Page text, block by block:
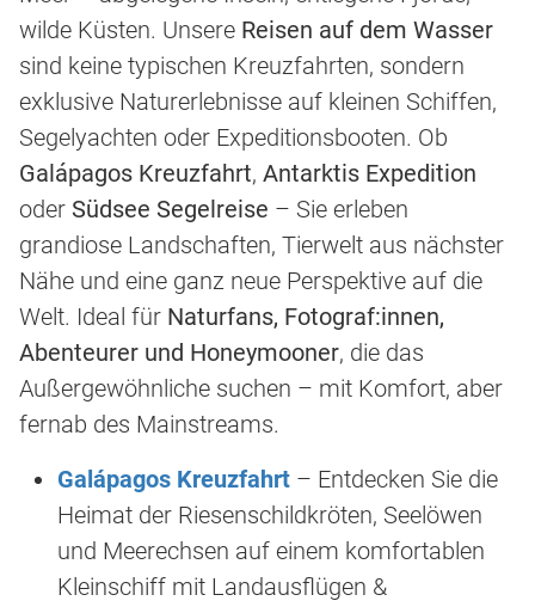
wilde Küsten. Unsere Reisen auf dem Wasser
sind keine typischen Kreuzfahrten, sondern
exklusive Naturerlebnisse auf kleinen Schiffen,
Segelyachten oder Expeditionsbooten. Ob
Galápagos Kreuzfahrt, Antarktis Expedition
oder Südsee Segelreise – Sie erleben
grandiose Landschaften, Tierwelt aus nächster
Nähe und eine ganz neue Perspektive auf die
Welt. Ideal für Naturfans, Fotograf:innen,
Abenteurer und Honeymooner, die das
Außergewöhnliche suchen – mit Komfort, aber
fernab des Mainstreams.
Galápagos Kreuzfahrt – Entdecken Sie die
Heimat der Riesenschildkröten, Seelöwen
und Meerechsen auf einem komfortablen
Kleinschiff mit Landausflügen &